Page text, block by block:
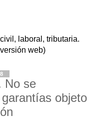
laboral, tributaria.
web)
No se
objeto